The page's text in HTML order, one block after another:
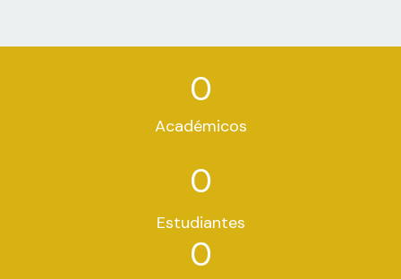
0
Académicos
0
Estudiantes
0